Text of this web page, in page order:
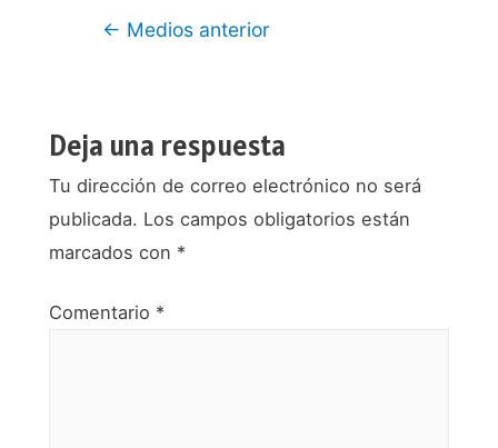
Navegación
← Medios anterior
Deja una respuesta
Tu dirección de correo electrónico no será
publicada. Los campos obligatorios están
marcados con *
Comentario *